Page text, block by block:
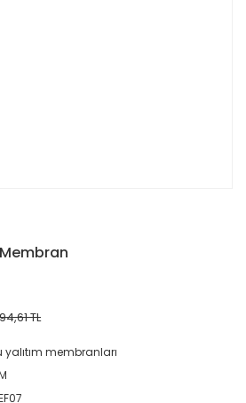
TL
yalıtım membranları